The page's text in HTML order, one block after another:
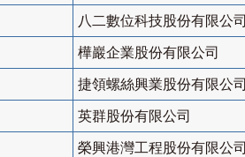
八二數位科技股份有限公司
樺巖企業股份有限公司
捷領螺絲興業股份有限公司
英群股份有限公司
榮興港灣工程股份有限公司